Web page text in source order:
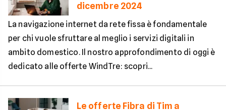
dicembre 2024
La navigazione internet da rete fissa è fondamentale
per chi vuole sfruttare al meglio i servizi digitali in
ambito domestico. Il nostro approfondimento di oggi è
dedicato alle offerte WindTre: scopri...
Le offerte Fibra di Tim a